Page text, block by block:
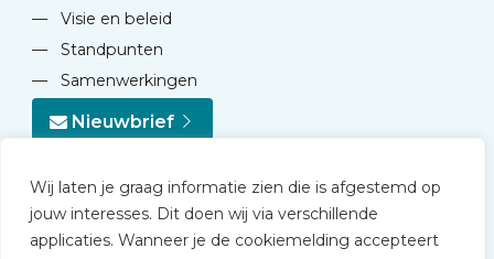
Wij laten je graag informatie zien die is afgestemd op
jouw interesses. Dit doen wij via verschillende
applicaties. Wanneer je de cookiemelding accepteert
—
Visie en beleid
—
Standpunten
—
Samenwerkingen
Nieuwbrief